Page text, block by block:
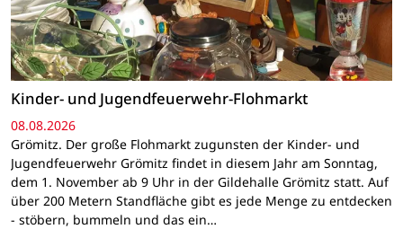
Kinder- und Jugendfeuerwehr-Flohmarkt
08.08.2026
Grömitz. Der große Flohmarkt zugunsten der Kinder- und
Jugendfeuerwehr Grömitz findet in diesem Jahr am Sonntag,
dem 1. November ab 9 Uhr in der Gildehalle Grömitz statt. Auf
über 200 Metern Standfläche gibt es jede Menge zu entdecken
- stöbern, bummeln und das ein…